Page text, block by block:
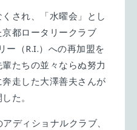
され、「水曜会」とし
都ロータリークラブ
ー（R.I.）への再加盟を
たちの並々ならぬ努力
走した大澤善夫さんが
た。
ディショナルクラブ、